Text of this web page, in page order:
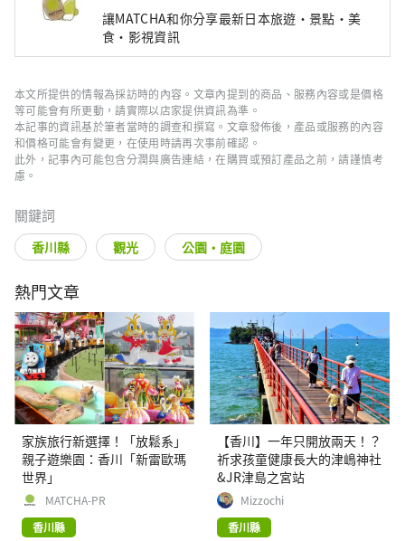
讓MATCHA和你分享最新日本旅遊・景點・美
食・影視資訊
本文所提供的情報為採訪時的內容。文章內提到的商品、服務內容或是價格
等可能會有所更動，請實際以店家提供資訊為準。
本記事的資訊基於筆者當時的調查和撰寫。文章發佈後，產品或服務的內容
和價格可能會有變更，在使用時請再次事前確認。
此外，記事內可能包含分潤與廣告連結，在購買或預訂產品之前，請謹慎考
慮。
關鍵詞
香川縣 觀光 公園・庭園
熱門文章
家族旅行新選擇！「放鬆系」
親子遊樂園：香川「新雷歐瑪
世界」
MATCHA-PR
香川縣
【香川】一年只開放兩天！？
祈求孩童健康長大的津嶋神社
&JR津島之宮站
Mizzochi
香川縣